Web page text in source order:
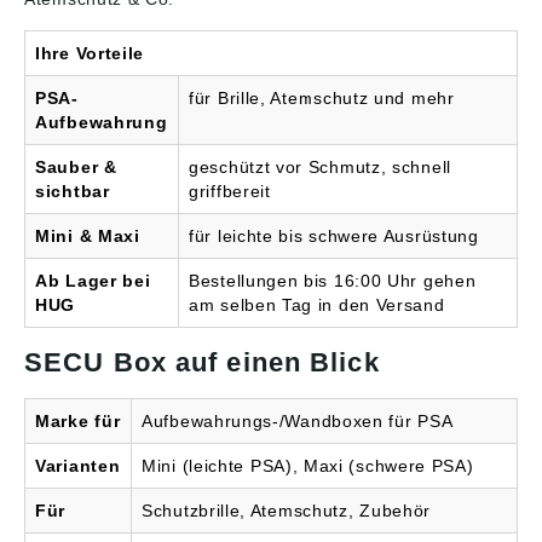
Ausführung: »Mini«,
blau - Maße L x B x T:
236 x 120 x 120 mm
Labore oder andere
Sichere Unterbringung
von Schutzbrillen für
verfügbar, wo die
Besucher Augenschutz
und einfach zu
Befestigungsmaterial
zur Wandmontage im
Lieferumfang enthalten
Maße der Boxen: Maxi:
23,6 x 31,5 x 20,5 cm
Ihre Vorteile
PSA-
Aufbewahrung
für Brille, Atemschutz und mehr
Sauber &
sichtbar
geschützt vor Schmutz, schnell
griffbereit
Mini & Maxi für leichte bis schwere Ausrüstung
Ab Lager bei
HUG
Bestellungen bis 16:00 Uhr gehen
am selben Tag in den Versand
SECU Box auf einen Blick
Marke für Aufbewahrungs-/Wandboxen für PSA
Varianten Mini (leichte PSA), Maxi (schwere PSA)
Für Schutzbrille, Atemschutz, Zubehör